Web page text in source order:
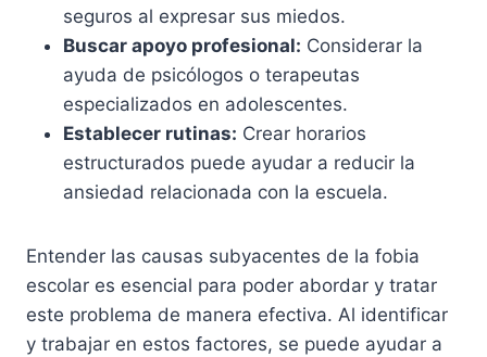
seguros al expresar sus miedos.
Buscar apoyo profesional: Considerar la
ayuda de psicólogos o terapeutas
especializados en adolescentes.
Establecer rutinas: Crear horarios
estructurados puede ayudar a reducir la
ansiedad relacionada con la escuela.
Entender las causas subyacentes de la fobia
escolar es esencial para poder abordar y tratar
este problema de manera efectiva. Al identificar
y trabajar en estos factores, se puede ayudar a